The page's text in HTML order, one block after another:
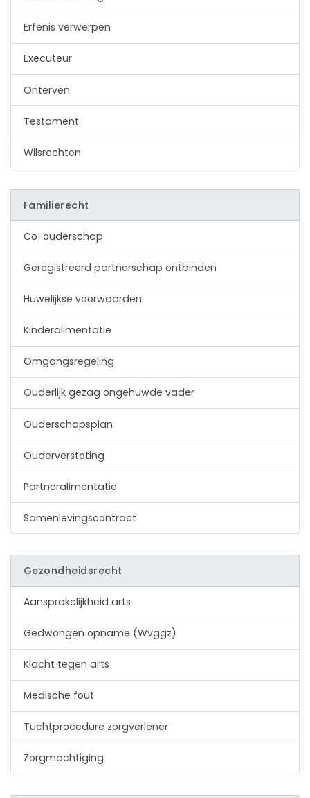
Erfenis verwerpen
Executeur
Onterven
Testament
​Wilsrechten
Familierecht
Co-ouderschap
Geregistreerd partnerschap ontbinden
Huwelijkse voorwaarden
Kinderalimentatie
Omgangsregeling
​Ouderlijk gezag ongehuwde vader
Ouderschapsplan
Ouderverstoting
Partneralimentatie
Samenlevingscontract
Gezondheidsrecht
Aansprakelijkheid arts
Gedwongen opname (Wvggz)
Klacht tegen arts
Medische fout
Tuchtprocedure zorgverlener
Zorgmachtiging